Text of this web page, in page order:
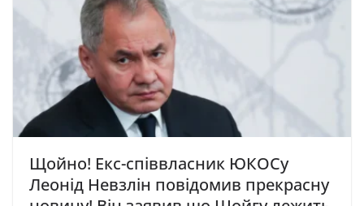
Щойно! Екc-cпiввлacник ЮКОСу
Лeoнiд Нeвзлiн повідомив прекрасну